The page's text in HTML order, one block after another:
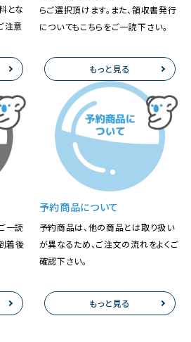
とな
注意
らご選択頂けます。また、領収書発行
についてもこちらをご一読下さい。
もっと見る
一読
着後
予約商品について
予約商品は、他の商品とは取り扱い
が異なるため、ご注文の流れをよくご
確認下さい。
もっと見る